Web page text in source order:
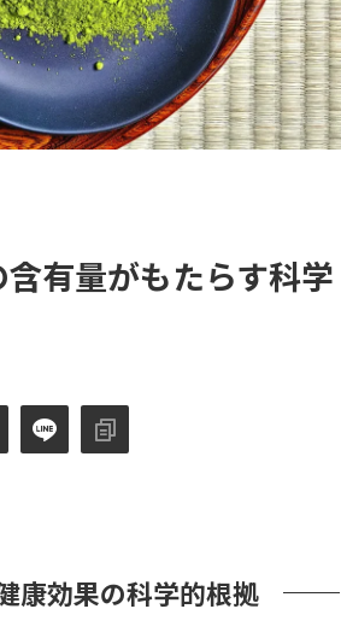
含有量がもたらす科学
康効果の科学的根拠